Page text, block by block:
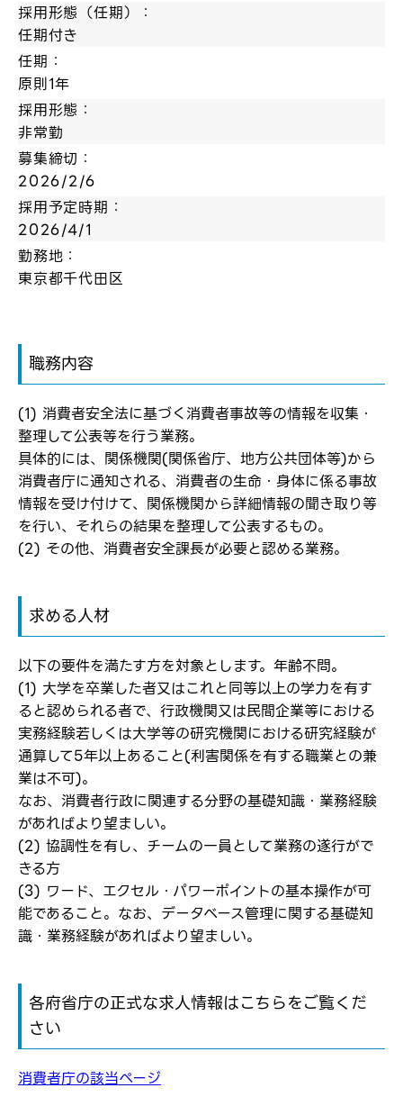
弊社ホームページの求人票をみて
応募完了通知をする
弊社ホームページの求人票をみて
ログイン
お気に入り登録にはログインが必要です
メールアドレス
パスワード
※パスワードを忘れた方はコチラ
新規会員登録
採用形態（任期）：
任期付き
任期：
原則1年
採用形態：
非常勤
募集締切：
2026/2/6
採用予定時期：
2026/4/1
勤務地：
東京都千代田区
職務内容
(1) 消費者安全法に基づく消費者事故等の情報を収集・
整理して公表等を行う業務。
具体的には、関係機関(関係省庁、地方公共団体等)から
消費者庁に通知される、消費者の生命・身体に係る事故
情報を受け付けて、関係機関から詳細情報の聞き取り等
を行い、それらの結果を整理して公表するもの。
(2) その他、消費者安全課長が必要と認める業務。
求める人材
以下の要件を満たす方を対象とします。年齢不問。
(1) 大学を卒業した者又はこれと同等以上の学力を有す
ると認められる者で、行政機関又は民間企業等における
実務経験若しくは大学等の研究機関における研究経験が
通算して5年以上あること(利害関係を有する職業との兼
業は不可)。
なお、消費者行政に関連する分野の基礎知識・業務経験
があればより望ましい。
(2) 協調性を有し、チームの一員として業務の遂行がで
きる方
(3) ワード、エクセル・パワーポイントの基本操作が可
能であること。なお、データベース管理に関する基礎知
識・業務経験があればより望ましい。
各府省庁の正式な求人情報はこちらをご覧くだ
さい
消費者庁の該当ページ